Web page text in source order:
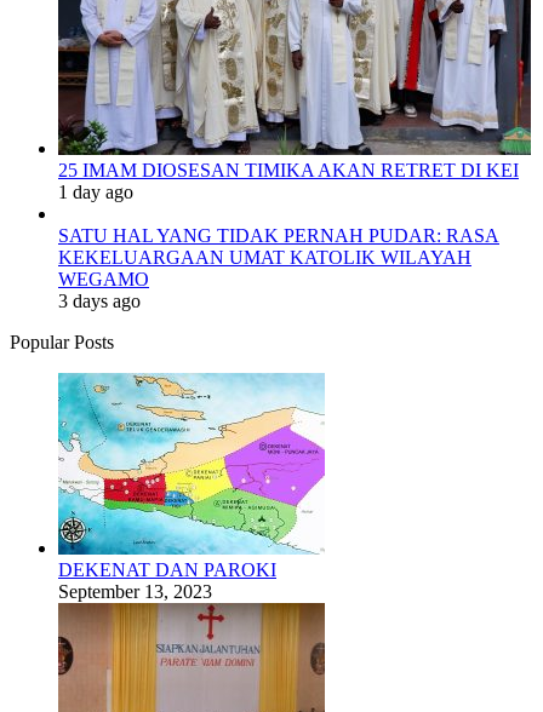
25 IMAM DIOSESAN TIMIKA AKAN RETRET DI KEI
1 day ago
SATU HAL YANG TIDAK PERNAH PUDAR: RASA
KEKELUARGAAN UMAT KATOLIK WILAYAH
WEGAMO
3 days ago
Popular Posts
DEKENAT DAN PAROKI
September 13, 2023